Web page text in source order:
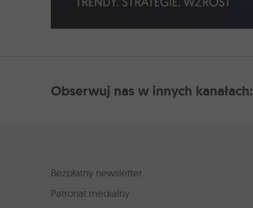
Obserwuj nas w innych kanałach:
Bezpłatny newsletter
Patronat medialny